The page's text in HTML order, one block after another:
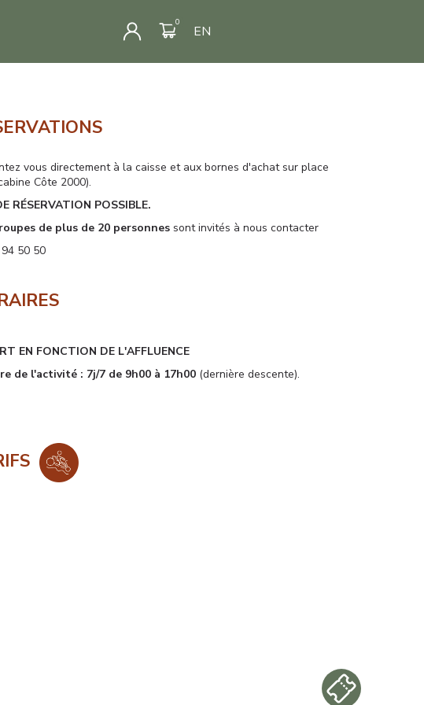
EN
vous directement à la caisse et aux bornes d'achat sur place
Côte 2000).
RÉSERVATION POSSIBLE.
de plus de 20 personnes sont invités à nous contacter
50 50
EN FONCTION DE L'AFFLUENCE
de l'activité : 7j/7 de 9h00 à 17h00 (dernière descente).